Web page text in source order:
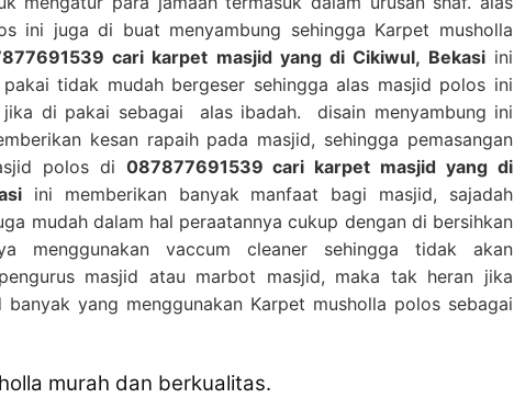
ini juga di buat menyambung sehingga Karpet musholla
cari karpet masjid yang di Cikiwul, Bekasiini
tidak mudah bergeser sehingga alas masjid polos ini
jika di pakai sebagai alas ibadah. disain menyambung ini
kesan rapaih pada masjid, sehingga pemasangan
polos di 087877691539 cari karpet masjid yang di
ini memberikan banyak manfaat bagi masjid, sajadah
mudah dalam hal peraatannya cukup dengan di bersihkan
menggunakan vaccum cleaner sehingga tidak akan
masjid atau marbot masjid, maka tak heran jika
banyak yang menggunakan Karpet musholla polos sebagai
murah dan berkualitas.